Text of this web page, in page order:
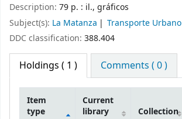
Description: 79 p. : il., gráficos
Subject(s): La Matanza
Transporte Urbano
DDC classification: 388.404
Holdings ( 1 ) Comments ( 0 )
Item
type
Current
library
Collection